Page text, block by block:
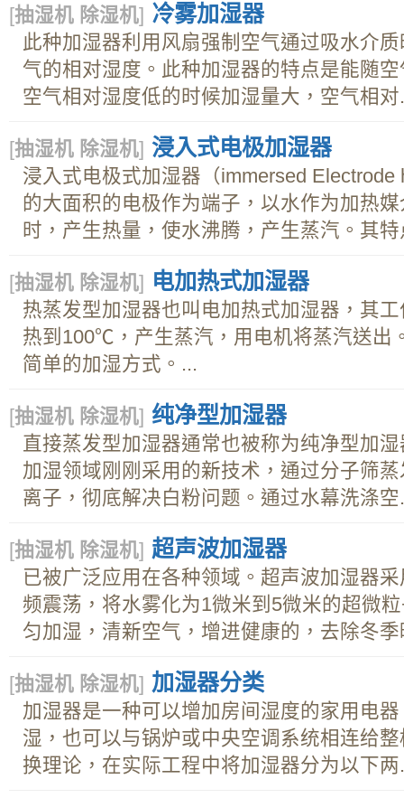
[抽湿机 除湿机] 冷雾加湿器
此种加湿器利用风扇强制空气通过吸水介
气的相对湿度。此种加湿器的特点是能随
空气相对湿度低的时候加湿量大，空气相对
[抽湿机 除湿机] 浸入式电极加湿器
浸入式电极式加湿器（immersed
的大面积的电极作为端子，以水作为加热
时，产生热量，使水沸腾，产生蒸汽。其
[抽湿机 除湿机] 电加热式加湿器
热蒸发型加湿器也叫电加热式加湿器，其
热到100℃，产生蒸汽，用电机将蒸汽送出
简单的加湿方式。...
[抽湿机 除湿机] 纯净型加湿器
直接蒸发型加湿器通常也被称为纯净型加
加湿领域刚刚采用的新技术，通过分子筛
离子，彻底解决白粉问题。通过水幕洗涤空
[抽湿机 除湿机] 超声波加湿器
已被广泛应用在各种领域。超声波加湿器
频震荡，将水雾化为1微米到5微米的超微
匀加湿，清新空气，增进健康的，去除冬
[抽湿机 除湿机] 加湿器分类
加湿器是一种可以增加房间湿度的家用电
湿，也可以与锅炉或中央空调系统相连给
换理论，在实际工程中将加湿器分为以下两